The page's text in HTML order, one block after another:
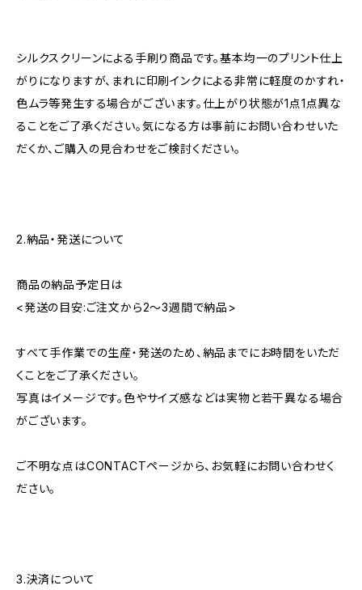
シルクスクリーンによる手刷り商品です。基本均一のプリント仕上
がりになりますが、まれに印刷インクによる非常に軽度のかすれ・
色ムラ等発生する場合がございます。仕上がり状態が1点1点異な
ることをご了承ください。気になる方は事前にお問い合わせいた
だくか、ご購入の見合わせをご検討ください。
2.納品・発送について
商品の納品予定日は
<発送の目安:ご注文から2〜3週間で納品>
すべて手作業での生産・発送のため、納品までにお時間をいただ
くことをご了承ください。
写真はイメージです。色やサイズ感などは実物と若干異なる場合
がございます。
ご不明な点はCONTACTページから、お気軽にお問い合わせく
ださい。
3.決済について